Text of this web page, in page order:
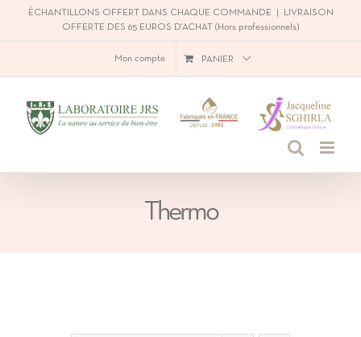
Passer
au
ÉCHANTILLONS OFFERT DANS CHAQUE COMMANDE
LIVRAISON
OFFERTE DES 65 EUROS D'ACHAT (Hors professionnels)
Mon compte PANIER
Thermo